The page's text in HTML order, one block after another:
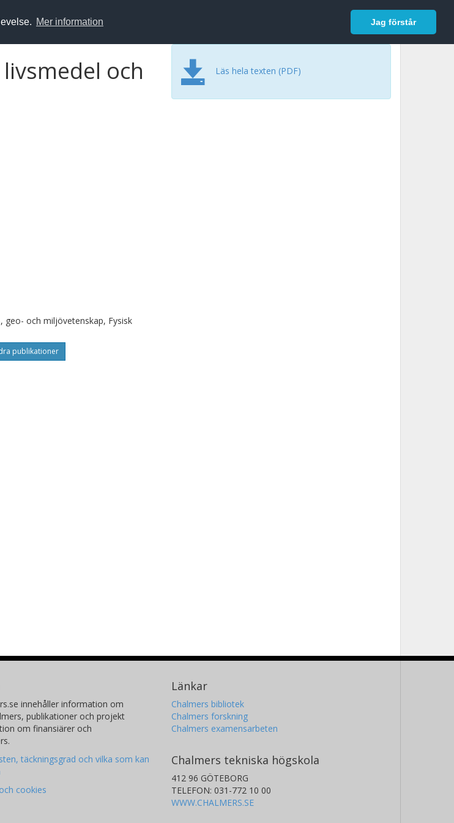
Mer information Jag förstår
Logga in
och
Läs hela texten (PDF)
geo- och miljövetenskap, Fysisk
publikationer
innehåller information om
publikationer och projekt
om finansiärer och
täckningsgrad och vilka som kan
cookies
Länkar
Chalmers bibliotek
Chalmers forskning
Chalmers examensarbeten
Chalmers tekniska högskola
412 96 GÖTEBORG
TELEFON: 031-772 10 00
WWW.CHALMERS.SE